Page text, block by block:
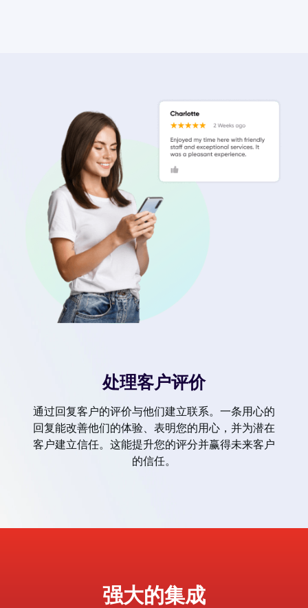
处理客户评价
通过回复客户的评价与他们建立联系。一条用心的
回复能改善他们的体验、表明您的用心，并为潜在
客户建立信任。这能提升您的评分并赢得未来客户
的信任。
强大的集成